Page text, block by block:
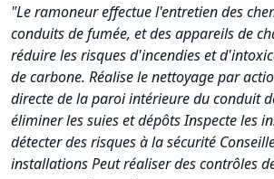
"Le ramoneur effectue l'entretien des
conduits de fumée, et des appareils de
réduire les risques d'incendies et
de carbone. Réalise le nettoyage par
directe de la paroi intérieure du conduit
éliminer les suies et dépôts Inspecte les
détecter des risques à la sécurité
installations Peut réaliser des contrôles